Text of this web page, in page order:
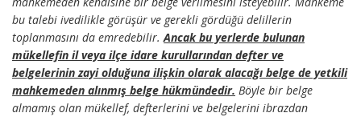
bu talebi ivedilikle görüşür ve gerekli gördüğü delillerin
toplanmasını da emredebilir.Ancak bu yerlerde bulunan
mükellefin il veya ilçe idare kurullarından defter ve
belgelerinin zayi olduğuna ilişkin olarak alacağı belge de yetkili
mahkemeden alınmış belge hükmündedir. Böyle bir belge
almamış olan mükellef, defterlerini ve belgelerini ibrazdan